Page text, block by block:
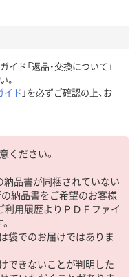
イド「返品・交換について」
。
イド 」を必ずご確認の上、お
ください。
納品書が同梱されていない
納品書をご希望のお客様
利用履歴よりＰＤＦファイ
袋でのお届けではありま
できないことが判明した